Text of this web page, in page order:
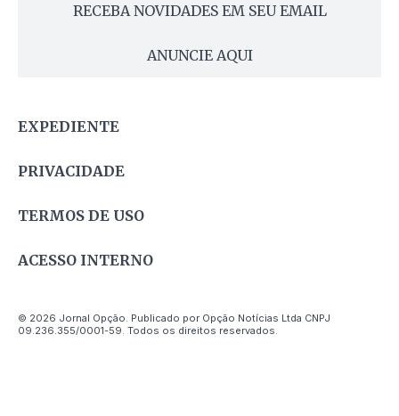
RECEBA NOVIDADES EM SEU EMAIL
ANUNCIE AQUI
EXPEDIENTE
PRIVACIDADE
TERMOS DE USO
ACESSO INTERNO
© 2026 Jornal Opção. Publicado por Opção Notícias Ltda CNPJ
09.236.355/0001-59. Todos os direitos reservados.